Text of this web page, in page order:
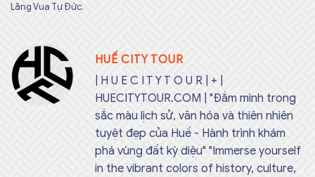
Lăng Vua Tự Đức.
HUẾ CITY TOUR
| H U E C I T Y T O U R | + |
HUECITYTOUR.COM | "Đắm mình trong
sắc màu lịch sử, văn hóa và thiên nhiên
tuyệt đẹp của Huế - Hành trình khám
phá vùng đất kỳ diệu" "Immerse yourself
in the vibrant colors of history, culture,